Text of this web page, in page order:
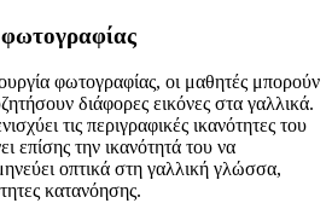
φωτογραφίας, οι μαθητές μπορούν
διάφορες εικόνες στα γαλλικά.
τις περιγραφικές ικανότητες του
επίσης την ικανότητά του να
οπτικά στη γαλλική γλώσσα,
κατανόησης.